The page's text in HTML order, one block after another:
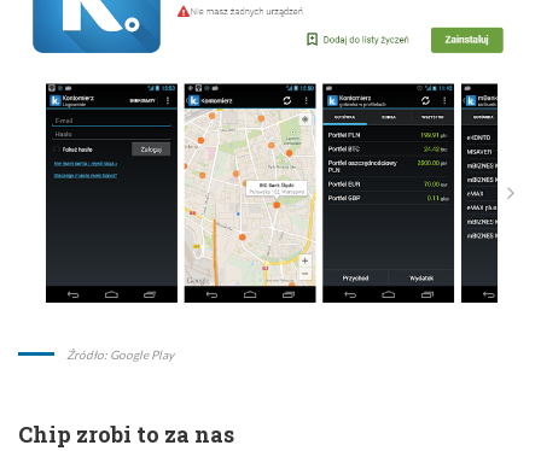
Źródło: Google Play
Chip zrobi to za nas